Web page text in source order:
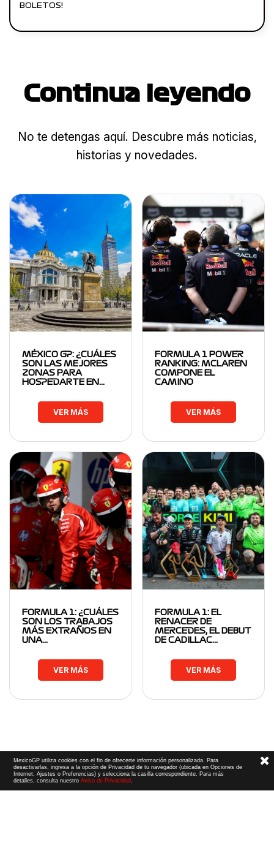
BOLETOS!
Continua leyendo
No te detengas aquí. Descubre más noticias,
historias y novedades.
MÉXICO GP: ¿CUÁLES
SON LAS MEJORES
ZONAS PARA
HOSPEDARTE EN…
VER MÁS
FORMULA 1 POWER
RANKING: MCLAREN
COMPONE EL
CAMINO
VER MÁS
FORMULA 1: ¿CUÁLES
SON LOS TRABAJOS
MÁS EXTRAÑOS EN
UNA…
VER MÁS
FORMULA 1: EL
RENACER DE
MERCEDES, EL DEBUT
DE CADILLAC…
VER MÁS
MexicoGP utiliza cookies con el fin de ofrecerte información personalizada. Para
desactivarlas, ingresa a la opción de Privacidad de tu navegador (ubicada en Opciones de
Internet, Ajustes o Preferencias) y selecciona la casilla correspondiente. Para más
detalles, consulta nuestroAviso de Privacidad.